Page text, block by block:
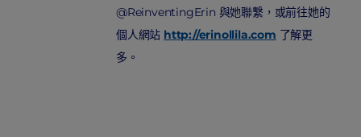
@ReinventingErin 與她聯繫，或前往她的
個人網站 http://erinollila.com 了解更
多。